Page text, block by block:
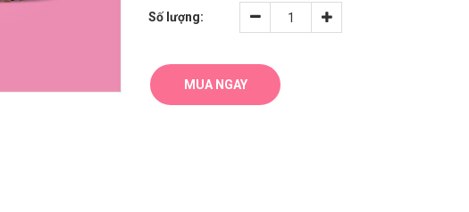
Số lượng:
MUA NGAY